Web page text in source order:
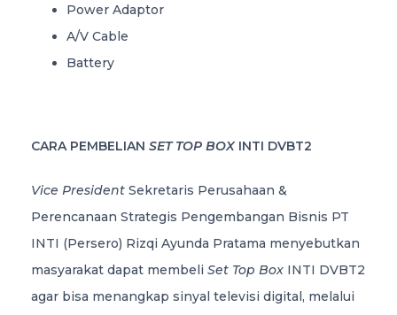
Power Adaptor
A/V Cable
Battery
CARA PEMBELIAN SET TOP BOXINTI DVBT2
Vice President Sekretaris Perusahaan &
Perencanaan Strategis Pengembangan Bisnis PT
INTI (Persero) Rizqi Ayunda Pratama menyebutkan
masyarakat dapat membeli Set Top Box INTI DVBT2
agar bisa menangkap sinyal televisi digital, melalui